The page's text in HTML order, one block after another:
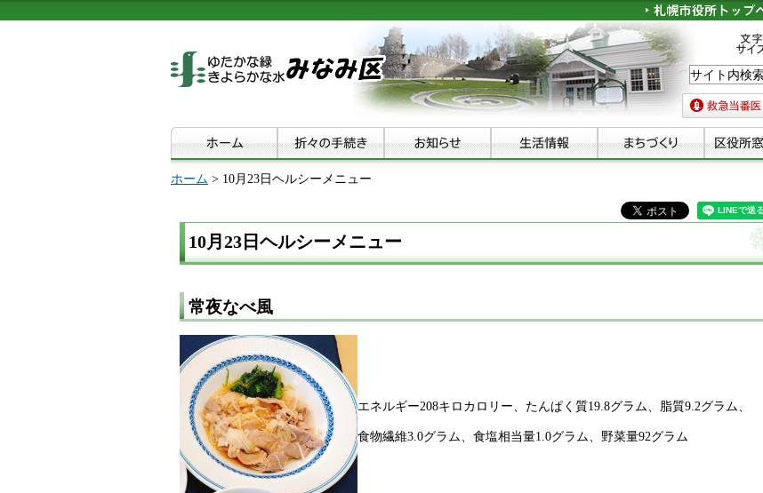
文字サイズ
救急当番医
ホーム > 10月23日ヘルシーメニュー
10月23日ヘルシーメニュー
常夜なべ風
エネルギー208キロカロリー、たんぱく質19.8グラム、脂質9.2グラム、
食物繊維3.0グラム、食塩相当量1.0グラム、野菜量92グラム